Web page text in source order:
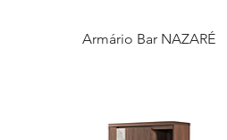
Armário Bar NAZARÉ